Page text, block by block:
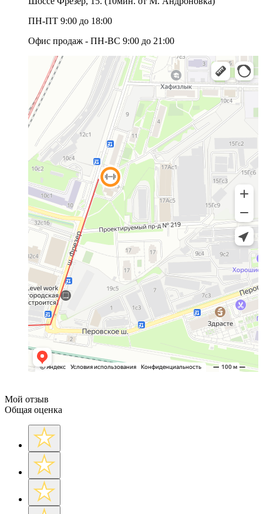
ПН-ПТ 9:00 до 18:00
Офис продаж - ПН-ВС 9:00 до 21:00
Мой отзыв
Общая оценка